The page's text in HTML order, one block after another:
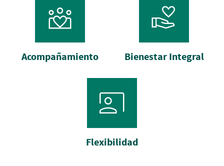
Acompañamiento Bienestar Integral
Flexibilidad